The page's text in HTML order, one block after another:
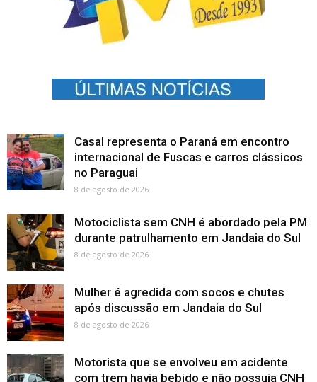
Casal representa o Paraná em encontro
internacional de Fuscas e carros clássicos
no Paraguai
8 de agosto de 2026
Motociclista sem CNH é abordado pela PM
durante patrulhamento em Jandaia do Sul
8 de agosto de 2026
Mulher é agredida com socos e chutes
após discussão em Jandaia do Sul
8 de agosto de 2026
Motorista que se envolveu em acidente
com trem havia bebido e não possuia CNH